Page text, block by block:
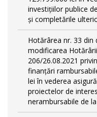
investițiilor publice
și completările
Hotărârea nr. 33 din
modificarea
206/26.08.2021
finanțări
lei în vederea
proiectelor de
nerambursabile de